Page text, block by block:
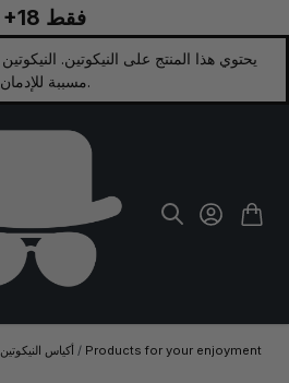
+18 فقط
مسببة للإدمان.
أكياس النيكوتين / Products for your enjoyment